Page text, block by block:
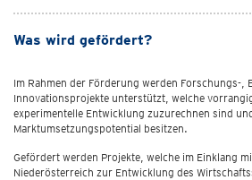
Was wird gefördert?
Im Rahmen der Förderung werden Forschungs-,
Innovationsprojekte unterstützt, welche
experimentelle Entwicklung zuzurechnen sind
Marktumsetzungspotential besitzen.
Gefördert werden Projekte, welche im Einklang
Niederösterreich zur Entwicklung des